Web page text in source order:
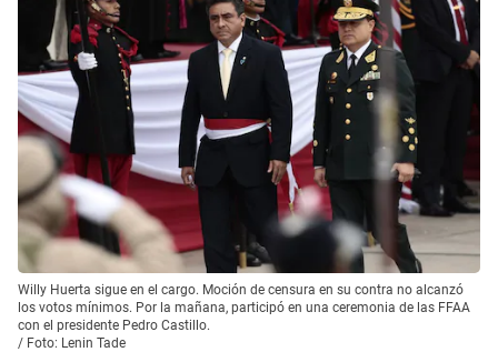
Willy Huerta sigue en el cargo. Moción de censura en su contra no alcanzó
los votos mínimos. Por la mañana, participó en una ceremonia de las FFAA
con el presidente Pedro Castillo.
/ Foto: Lenin Tade